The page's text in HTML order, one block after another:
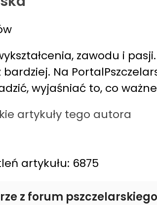
zawodu i
Na
wyjaśniać to, co
artykuły tego autora
artykułu: 6875
z forum pszczelarskiego